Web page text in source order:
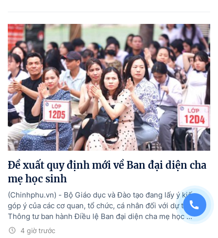
Đề xuất quy định mới về Ban đại diện cha
mẹ học sinh
4 giờ trước
(Chinhphu.vn) - Bộ Giáo dục và Đào tạo đang lấy ý kiến
góp ý của các cơ quan, tổ chức, cá nhân đối với dự thảo
Thông tư ban hành Điều lệ Ban đại diện cha mẹ học ...